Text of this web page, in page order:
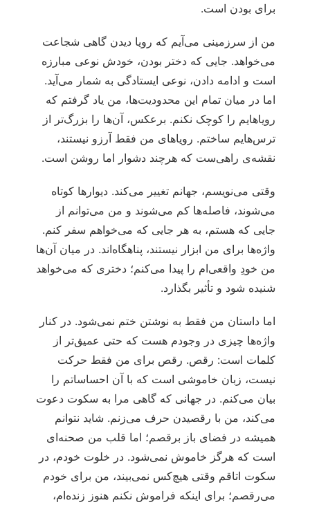
برای بودن است.
من از سرزمینی می‌آیم که رویا دیدن گاهی شجاعت
می‌خواهد. جایی که دختر بودن، خودش نوعی مبارزه
است و ادامه دادن، نوعی ایستادگی به شمار می‌آید.
اما در میان تمام این محدودیت‌ها، من یاد گرفتم که
رویاهایم را کوچک نکنم. برعکس، آن‌ها را بزرگ‌تر از
ترس‌هایم ساختم. رویاهای من فقط آرزو نیستند،
نقشه‌ی راهی‌ست که هرچند دشوار اما روشن است.
وقتی می‌نویسم، جهانم تغییر می‌کند. دیوارها کوتاه
می‌شوند، فاصله‌ها کم می‌شوند و من می‌توانم از
جایی که هستم، به هر جایی که می‌خواهم سفر کنم.
واژه‌ها برای من ابزار نیستند، پناهگاه‌اند. در میان آن‌ها
من خودِ واقعی‌ام را پیدا می‌کنم؛ دختری که می‌خواهد
شنیده شود و تأثیر بگذارد.
اما داستان من فقط به نوشتن ختم نمی‌شود. در کنار
واژه‌ها چیزی در وجودم هست که حتی عمیق‌تر از
کلمات است: رقص. رقص برای من فقط حرکت
نیست، زبان خاموشی است که با آن احساساتم را
بیان می‌کنم. در جهانی که گاهی مرا به سکوت دعوت
می‌کند، من با رقصیدن حرف می‌زنم. شاید نتوانم
همیشه در فضای باز برقصم؛ اما قلب من صحنه‌ای
است که هرگز خاموش نمی‌شود. در خلوت خودم، در
سکوت اتاقم وقتی هیچ‌کس نمی‌بیند، من برای خودم
می‌رقصم؛ برای اینکه فراموش نکنم هنوز زنده‌ام،